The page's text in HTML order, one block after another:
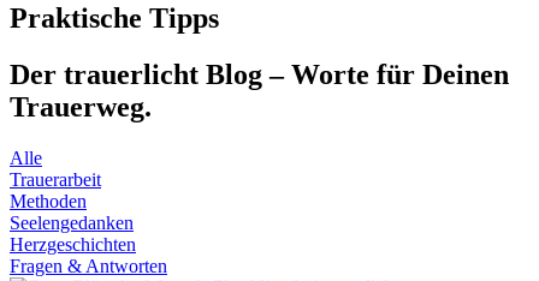
Praktische Tipps
Der trauerlicht Blog – Worte für Deinen
Trauerweg.
Alle
Trauerarbeit
Methoden
Seelengedanken
Herzgeschichten
Fragen & Antworten